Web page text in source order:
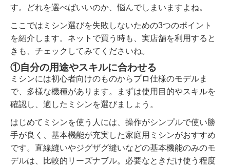
す。どれを選べばいいのか、悩んでしまいますよね。
ここではミシン選びを失敗しないための3つのポイント
を紹介します。ネットで買う時も、実店舗を利用すると
きも、チェックしてみてくださいね。
①自分の用途やスキルに合わせる
ミシンには初心者向けのものからプロ仕様のモデルま
で、多様な機種があります。まずは使用目的やスキルを
確認し、適したミシンを選びましょう。
はじめてミシンを使う人には、操作がシンプルで使い勝
手が良く、基本機能が充実した家庭用ミシンがおすすめ
です。直線縫いやジグザグ縫いなどの基本機能のみのモ
デルは、比較的リーズナブル。必要なときだけ使う程度